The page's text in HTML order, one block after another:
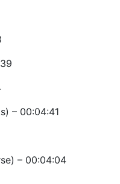
– 00:04:41
– 00:04:04